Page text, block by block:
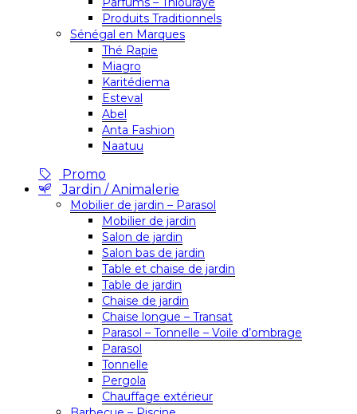
Produits Traditionnels
Sénégal en Marques
Thé Rapie
Miagro
Karitédiema
Esteval
Abel
Anta Fashion
Naatuu
Promo
Jardin / Animalerie
Mobilier de jardin – Parasol
Mobilier de jardin
Salon de jardin
Salon bas de jardin
Table et chaise de jardin
Table de jardin
Chaise de jardin
Chaise longue – Transat
Parasol – Tonnelle – Voile d’ombrage
Parasol
Tonnelle
Pergola
Chauffage extérieur